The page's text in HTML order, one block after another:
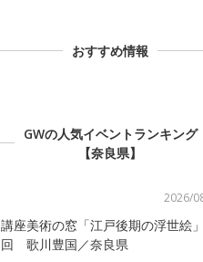
おすすめ情報
GWの人気イベントランキング
【奈良県】
2026/
講座美術の窓「江戸後期の浮世絵
回 歌川豊国／奈良県